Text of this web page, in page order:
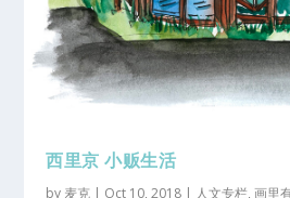
西里京 小贩生活
by 麦克 | Oct 10, 2018 | 人文专栏,画里